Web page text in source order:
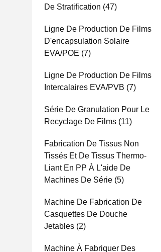
De Stratification (47)
Ligne De Production De Films
D'encapsulation Solaire
EVA/POE (7)
Ligne De Production De Films
Intercalaires EVA/PVB (7)
Série De Granulation Pour Le
Recyclage De Films (11)
Fabrication De Tissus Non
Tissés Et De Tissus Thermo-
Liant En PP À L'aide De
Machines De Série (5)
Machine De Fabrication De
Casquettes De Douche
Jetables (2)
Machine À Fabriquer Des